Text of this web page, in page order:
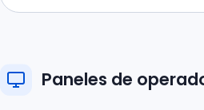
Paneles de